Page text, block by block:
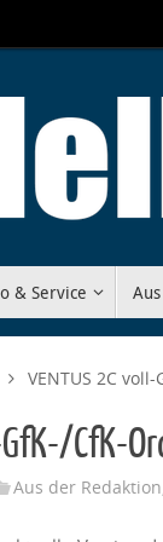
& Service
VENTUS 2C
GfK-/CfK-
Aus der Redaktion